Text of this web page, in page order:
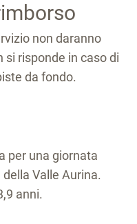
non daranno
risponde in caso di
da fondo.
per una giornata
Valle Aurina.
anni.